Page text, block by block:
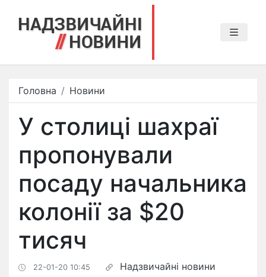
Головна Новини
У столиці шахраї
пропонували
посаду начальника
колонії за $20
тисяч
22-01-20 10:45 Надзвичайні новини